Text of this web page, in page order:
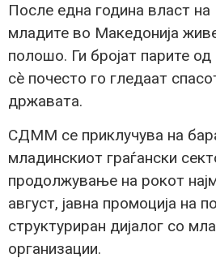
После една година власт
младите во Македонија
полошо. Ги бројат парите
сè почесто го гледаат
државата.
СДММ се приклучува на
младинскиот граѓански
продолжување на рокот
август, јавна промоција на
структуриран дијалог со
организации.